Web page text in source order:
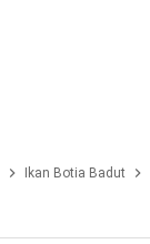
Ikan Botia Badut